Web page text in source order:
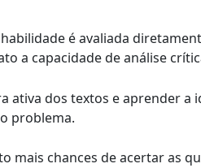
é avaliada
a capacidade de análise
ativa dos textos e aprender a
problema.
mais chances de acertar as